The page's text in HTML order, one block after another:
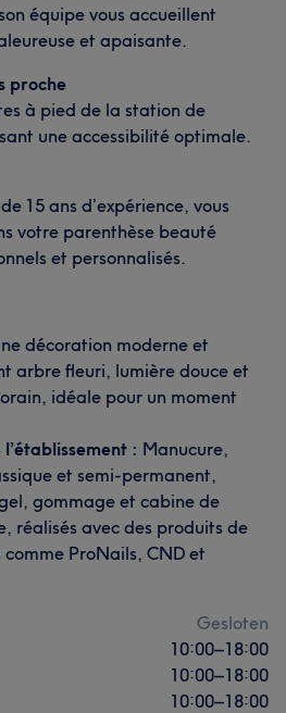
équipe vous accueillent
et apaisante.
proche
à pied de la station de
une accessibilité optimale.
15 ans d’expérience, vous
votre parenthèse beauté
et personnalisés.
décoration moderne et
arbre fleuri, lumière douce et
idéale pour un moment
: Manucure,
et semi-permanent,
gommage et cabine de
réalisés avec des produits de
ProNails, CND et
Gesloten
10:00–18:00
10:00–18:00
10:00–18:00